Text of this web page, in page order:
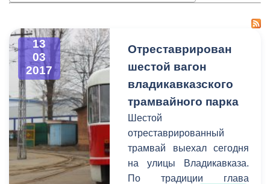
13
03
2017
Отреставрирован
шестой вагон
владикавказского
трамвайного парка
Шестой
отреставрированный
трамвай выехал сегодня
на улицы Владикавказа.
По традиции глава